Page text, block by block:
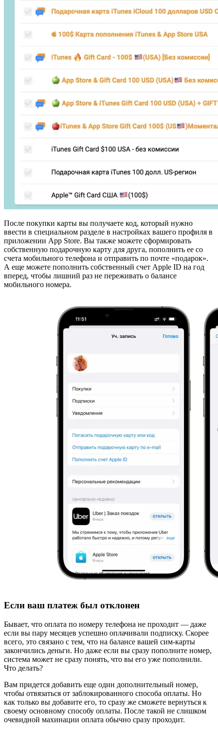
После покупки карты вы получаете код, который нужно
ввести в специальном разделе в настройках вашего профиля в
приложении App Store. Вы также можете сформировать
собственную подарочную карту для друга, пополнить ее со
счета мобильного телефона и отправить по почте «подарок».
А еще можете пополнить собственный счет Apple ID на год
вперед, чтобы лишний раз не переживать о балансе
мобильного номера.
Если ваш платеж был отклонен
Бывает, что оплата по номеру телефона не проходит — даже
если вы пару месяцев успешно оплачивали подписку. Скорее
всего, это связано с тем, что на балансе вашей сим-карты
закончились деньги. Но даже если вы сразу пополните номер,
система может не сразу понять, что вы его уже пополнили.
Что делать?
Вам придется добавить еще один дополнительный номер,
чтобы отвязаться от заблокированного способа оплаты. Но
как только вы добавите его, то сразу же сможете вернуться к
своему основному способу оплаты. После такой не слишком
очевидной махинации оплата обычно сразу проходит.